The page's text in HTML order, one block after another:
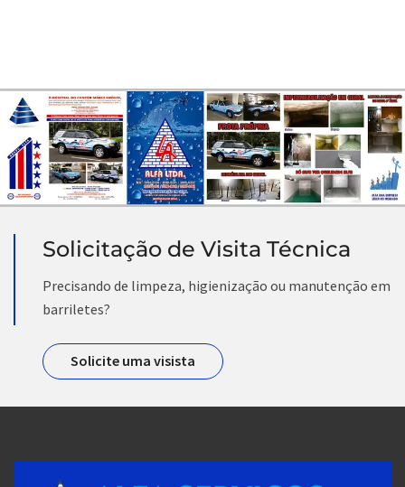
Solicitação de Visita Técnica
Precisando de limpeza, higienização ou manutenção em
barriletes?
Solicite uma visista